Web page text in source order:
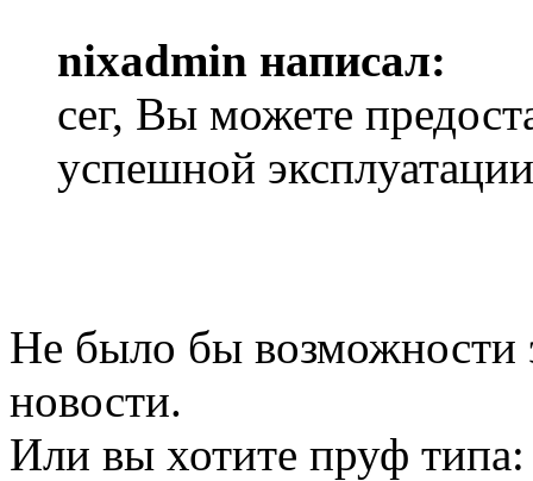
nixadmin написал:
сег, Вы можете
успешной
Не было бы возможности
новости.
Или вы хотите пруф